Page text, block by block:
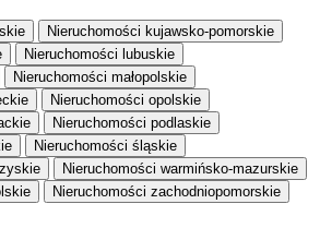
Nieruchomości kujawsko-pomorskie
Nieruchomości lubuskie
Nieruchomości małopolskie
Nieruchomości opolskie
Nieruchomości podlaskie
Nieruchomości śląskie
Nieruchomości warmińsko-mazurskie
Nieruchomości zachodniopomorskie